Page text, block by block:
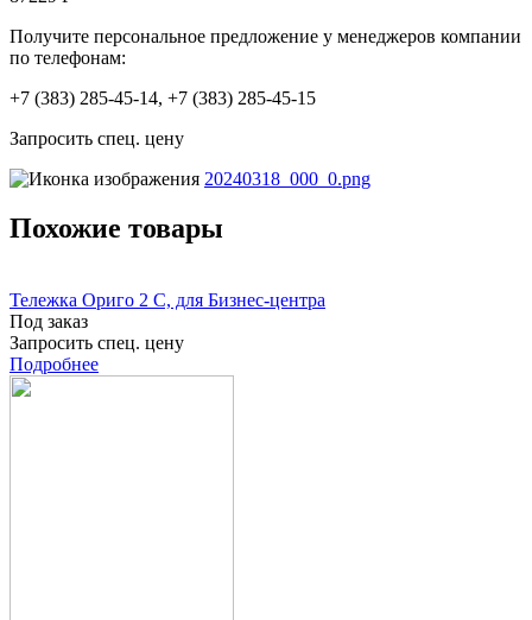
Получите персональное предложение у менеджеров компании
по телефонам:
+7 (383) 285-45-14, +7 (383) 285-45-15
Запросить спец. цену
20240318_000_0.png
Похожие товары
Тележка Ориго 2 С, для Бизнес-центра
Под заказ
Запросить спец. цену
Подробнее